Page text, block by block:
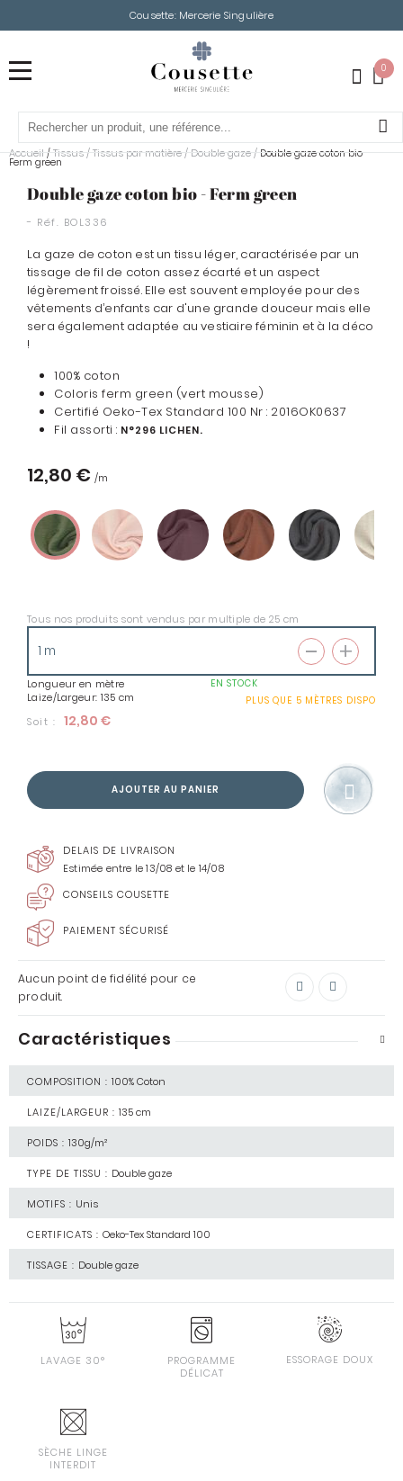
Cousette: Mercerie Singulière
0
Accueil /Tissus/Tissus par matière/Double gaze/Double gaze coton bio -
Ferm green
Double gaze coton bio - Ferm green
- Réf. BOL336
La gaze de coton est un tissu léger, caractérisée par un
tissage de fil de coton assez écarté et un aspect
légèrement froissé. Elle est souvent employée pour des
vêtements d’enfants car d'une grande douceur mais elle
sera également adaptée au vestiaire féminin et à la déco
!
100% coton
Coloris ferm green (vert mousse)
Certifié Oeko-Tex Standard 100 Nr : 2016OK0637
Fil assorti : N°296 LICHEN.
12,80 €
Tous nos produits sont vendus par multiple de 25 cm
Longueur en mètre
Laize/Largeur: 135 cm
EN STOCK
PLUS QUE 5 MÈTRES DISPO
Soit : 12,80 €
AJOUTER AU PANIER
DELAIS DE LIVRAISON
Estimée entre le 13/08 et le 14/08
CONSEILS COUSETTE
PAIEMENT SÉCURISÉ
Aucun point de fidélité pour ce
produit.
Caractéristiques
COMPOSITION : 100% Coton
LAIZE/LARGEUR : 135 cm
POIDS : 130g/m²
TYPE DE TISSU : Double gaze
MOTIFS : Unis
CERTIFICATS : Oeko-Tex Standard 100
TISSAGE : Double gaze
LAVAGE 30°
PROGRAMME
DÉLICAT
ESSORAGE DOUX
SÈCHE LINGE
INTERDIT